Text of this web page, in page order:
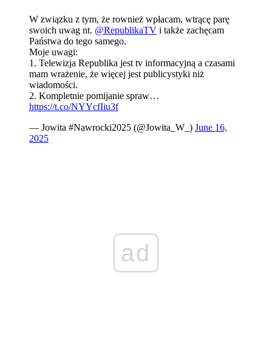
W związku z tym, że rownież wpłacam, wtrącę parę
swoich uwag nt. @RepublikaTV i także zachęcam
Państwa do tego samego.
Moje uwagi:
1. Telewizja Republika jest tv informacyjną a czasami
mam wrażenie, że więcej jest publicystyki niż
wiadomości.
2. Kompletnie pomijanie spraw…
https://t.co/NYYcfIiu3f
— Jowita #Nawrocki2025 (@Jowita_W_) June 16,
2025
ad